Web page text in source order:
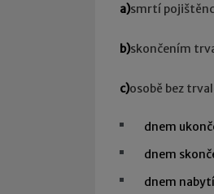
a)smrtí
b)skončením
c)osobě bez
dnem
dnem
dnem